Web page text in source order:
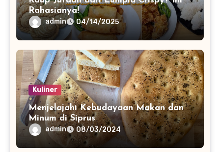
Rahasianya!
admin 04/14/2025
Kuliner
Menjelajahi Kebudayaan Makan dan
Minum di Siprus
admin 08/03/2024